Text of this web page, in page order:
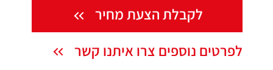
לקבלת הצעת מחיר
לפרטים נוספים צרו איתנו קשר